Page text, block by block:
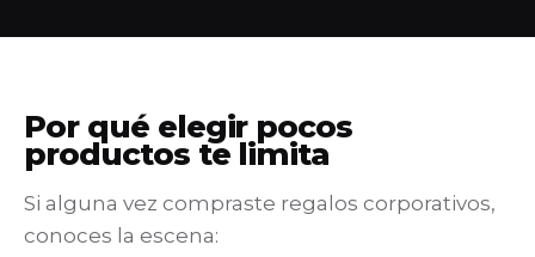
Por qué elegir pocos
productos te limita
Si alguna vez compraste regalos corporativos,
conoces la escena: